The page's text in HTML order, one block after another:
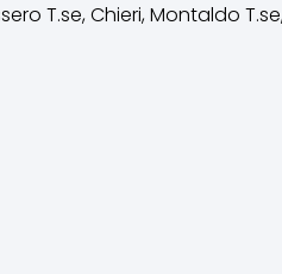
T.se, Chieri, Montaldo